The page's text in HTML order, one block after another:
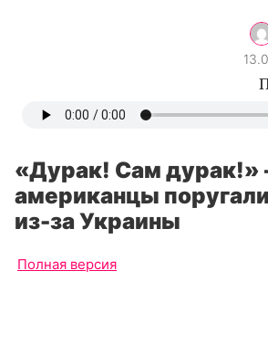
«Дурак! Сам дурак!»
американцы
из-за Украины
Полная версия